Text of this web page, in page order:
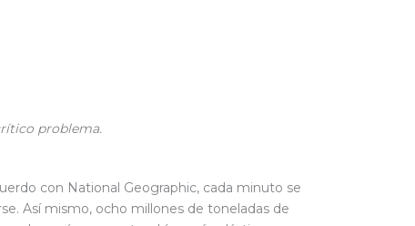
problema.
con National Geographic, cada minuto se
Así mismo, ocho millones de toneladas de